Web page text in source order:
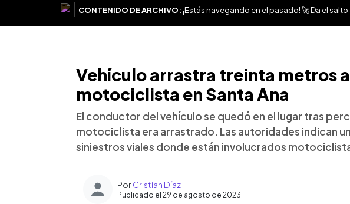
CONTENIDO DE ARCHIVO:¡Estás navegando en el pasado! 🚀 Da el
Vehículo arrastra treinta metros a
motociclista en Santa Ana
El conductor del vehículo se quedó en el lugar tras
motociclista era arrastrado. Las autoridades indican
siniestros viales donde están involucrados
PorCristian Díaz
Publicado el 29 de agosto de 2023